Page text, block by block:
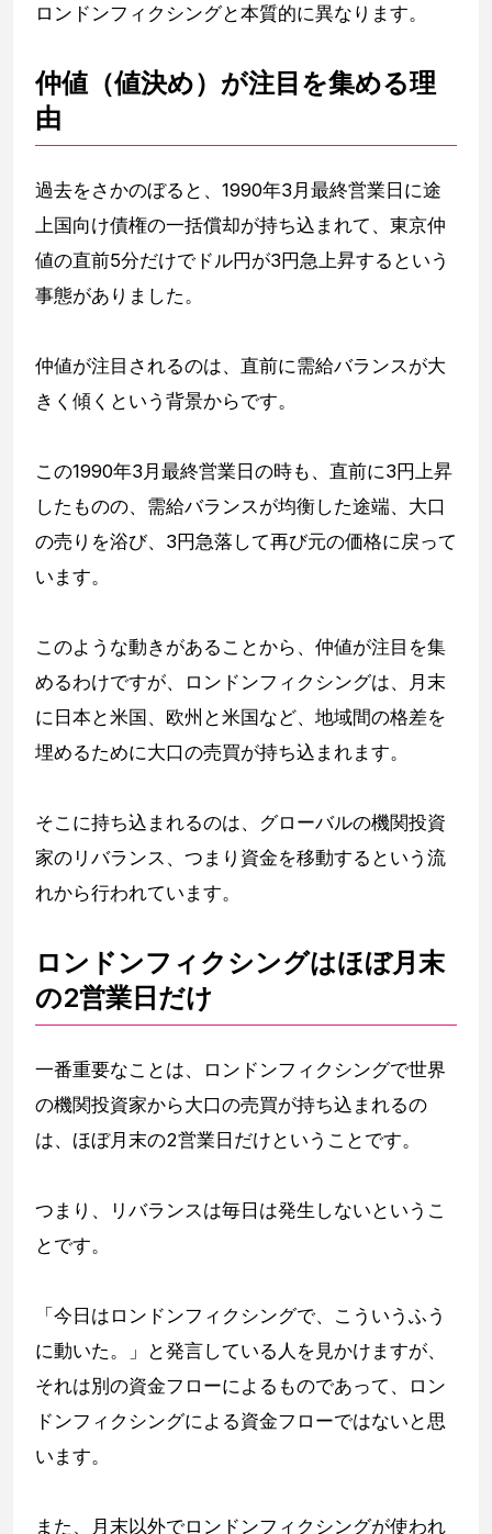
ロンドンフィクシングと本質的に異なります。
仲値（値決め）が注目を集める理
由
過去をさかのぼると、1990年3月最終営業日に途
上国向け債権の一括償却が持ち込まれて、東京仲
値の直前5分だけでドル円が3円急上昇するという
事態がありました。
仲値が注目されるのは、直前に需給バランスが大
きく傾くという背景からです。
この1990年3月最終営業日の時も、直前に3円上昇
したものの、需給バランスが均衡した途端、大口
の売りを浴び、3円急落して再び元の価格に戻って
います。
このような動きがあることから、仲値が注目を集
めるわけですが、ロンドンフィクシングは、月末
に日本と米国、欧州と米国など、地域間の格差を
埋めるために大口の売買が持ち込まれます。
そこに持ち込まれるのは、グローバルの機関投資
家のリバランス、つまり資金を移動するという流
れから行われています。
ロンドンフィクシングはほぼ月末
の2営業日だけ
一番重要なことは、ロンドンフィクシングで世界
の機関投資家から大口の売買が持ち込まれるの
は、ほぼ月末の2営業日だけということです。
つまり、リバランスは毎日は発生しないというこ
とです。
「今日はロンドンフィクシングで、こういうふう
に動いた。」と発言している人を見かけますが、
それは別の資金フローによるものであって、ロン
ドンフィクシングによる資金フローではないと思
います。
また、月末以外でロンドンフィクシングが使われ